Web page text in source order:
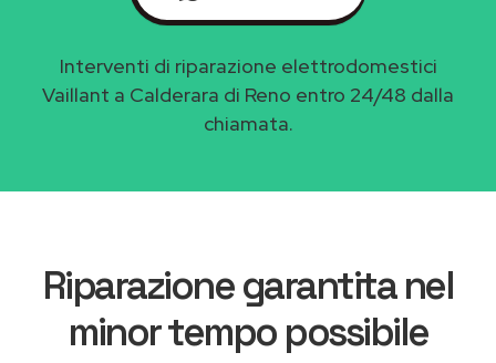
Interventi di riparazione elettrodomestici
Vaillant a Calderara di Reno entro 24/48 dalla
chiamata.
Riparazione garantita nel
minor tempo possibile